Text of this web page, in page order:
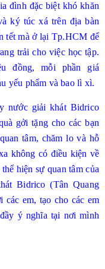
đình đặc biệt khó khăn
ký túc xá trên địa bàn
tết mà ở lại Tp.HCM để
trải cho việc học tập.
đồng, mỗi phần giá
yếu phẩm và bao lì xì.
nước giải khát Bidrico
gởi tặng cho các bạn
tâm, chăm lo và hỗ
không có điều kiện về
hiện sự quan tâm của
Bidrico (Tân Quang
em, tạo cho các em
ý nghĩa tại nơi mình